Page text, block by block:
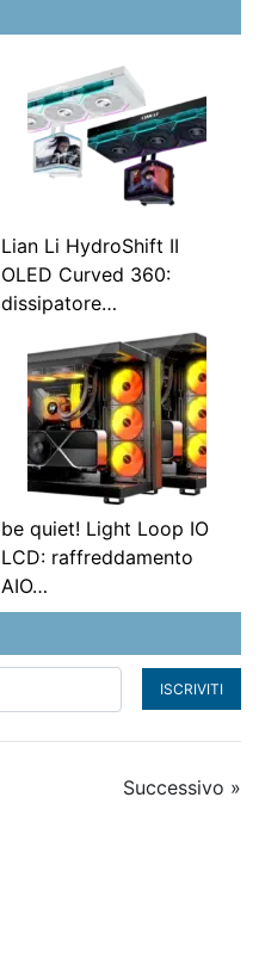
Lian Li HydroShift II
OLED Curved 360:
dissipatore…
be quiet! Light Loop IO
LCD: raffreddamento
AIO…
ISCRIVITI
Successivo »